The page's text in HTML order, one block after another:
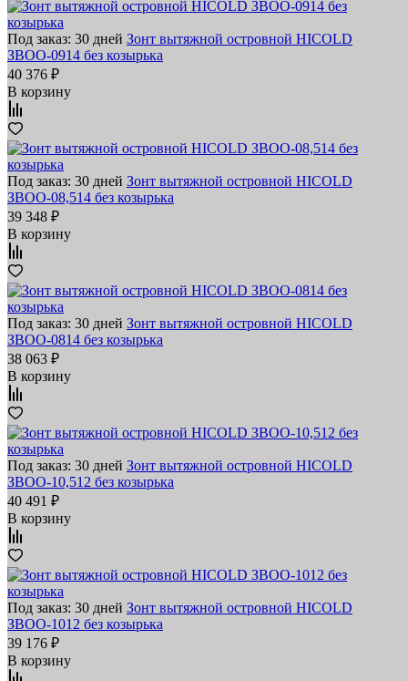
Под заказ: 30 дней Зонт вытяжной островной HICOLD
ЗВОО-0914 без козырька
40 376 ₽
В корзину
Под заказ: 30 дней Зонт вытяжной островной HICOLD
ЗВОО-08,514 без козырька
39 348 ₽
В корзину
Под заказ: 30 дней Зонт вытяжной островной HICOLD
ЗВОО-0814 без козырька
38 063 ₽
В корзину
Под заказ: 30 дней Зонт вытяжной островной HICOLD
ЗВОО-10,512 без козырька
40 491 ₽
В корзину
Под заказ: 30 дней Зонт вытяжной островной HICOLD
ЗВОО-1012 без козырька
39 176 ₽
В корзину